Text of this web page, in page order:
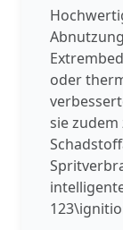
oder
sie